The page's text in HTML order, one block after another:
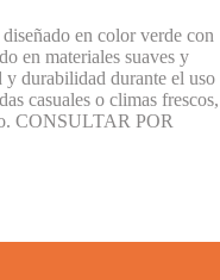
en color verde con
en materiales suaves y
y durabilidad durante el uso
casuales o climas frescos,
CONSULTAR POR